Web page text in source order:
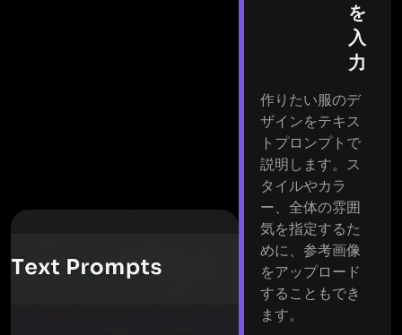
を
入
力
作りたい服のデ
ザインをテキス
トプロンプトで
説明します。ス
タイルやカラ
ー、全体の雰囲
気を指定するた
めに、参考画像
をアップロード
することもでき
ます。